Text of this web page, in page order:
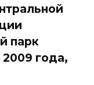
парк
года,